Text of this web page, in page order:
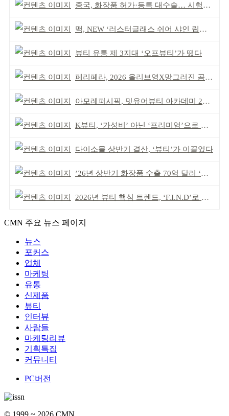
중국, 화장품 허가·등록 대수술… 시험자료 공용 허용
맥, NEW ‘러스터글래스 쉬어 샤인 립스틱’ 출시
뷰티 유통 제 3지대 ‘오프뷰티’가 떴다
페리페라, 2026 올리브영X망그러진 곰 콜라보
아모레퍼시픽, 밋유어뷰티 아카데미 2기 발대식
K뷰티, ‘가성비’ 아닌 ‘프리미엄’으로 승부걸어야
다이소몰 상반기 결산, ‘뷰티’가 이끌었다
’26년 상반기 화장품 수출 70억 달러 ‘역대 최고’
2026년 뷰티 핵심 트렌드, ‘F.I.N.D’로 읽는다
CMN 주요 뉴스 페이지
뉴스
포커스
업체
마케팅
유통
신제품
뷰티
인터뷰
사람들
마케팅리뷰
기획특집
커뮤니티
PC버전
© 1999 ~ 2026 CMN